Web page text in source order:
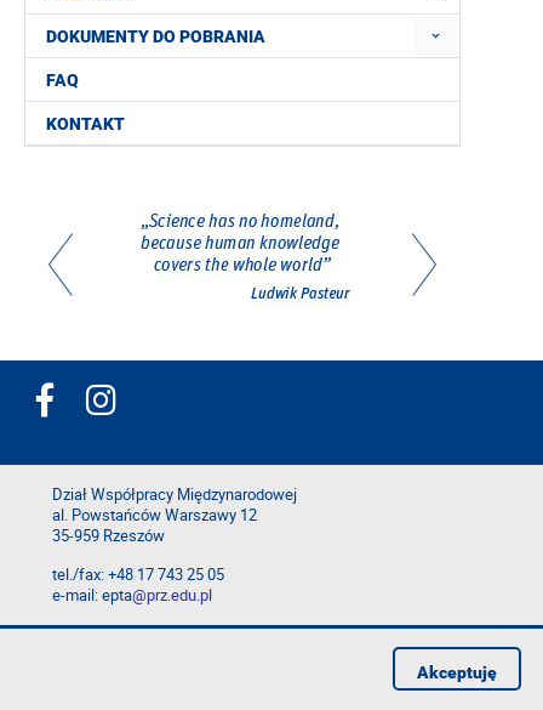
DOKUMENTY DO POBRANIA
FAQ
KONTAKT
Dział Współpracy Międzynarodowej
al. Powstańców Warszawy 12
35-959 Rzeszów
tel./fax: +48 17 743 25 05
e-mail: epta@prz.edu.pl
Deklaracja dostępności
Akceptuję